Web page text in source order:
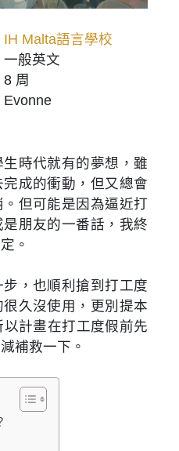
IH Malta語言學校
一般英文
周
Evonne
時代就有的夢想，雖
成的衝動，但又總會
但可能是因為逼近打
朋友的一番話，我終
。
，也順利搶到打工度
久沒使用，更別提本
計畫在打工度假前先
補救一下。